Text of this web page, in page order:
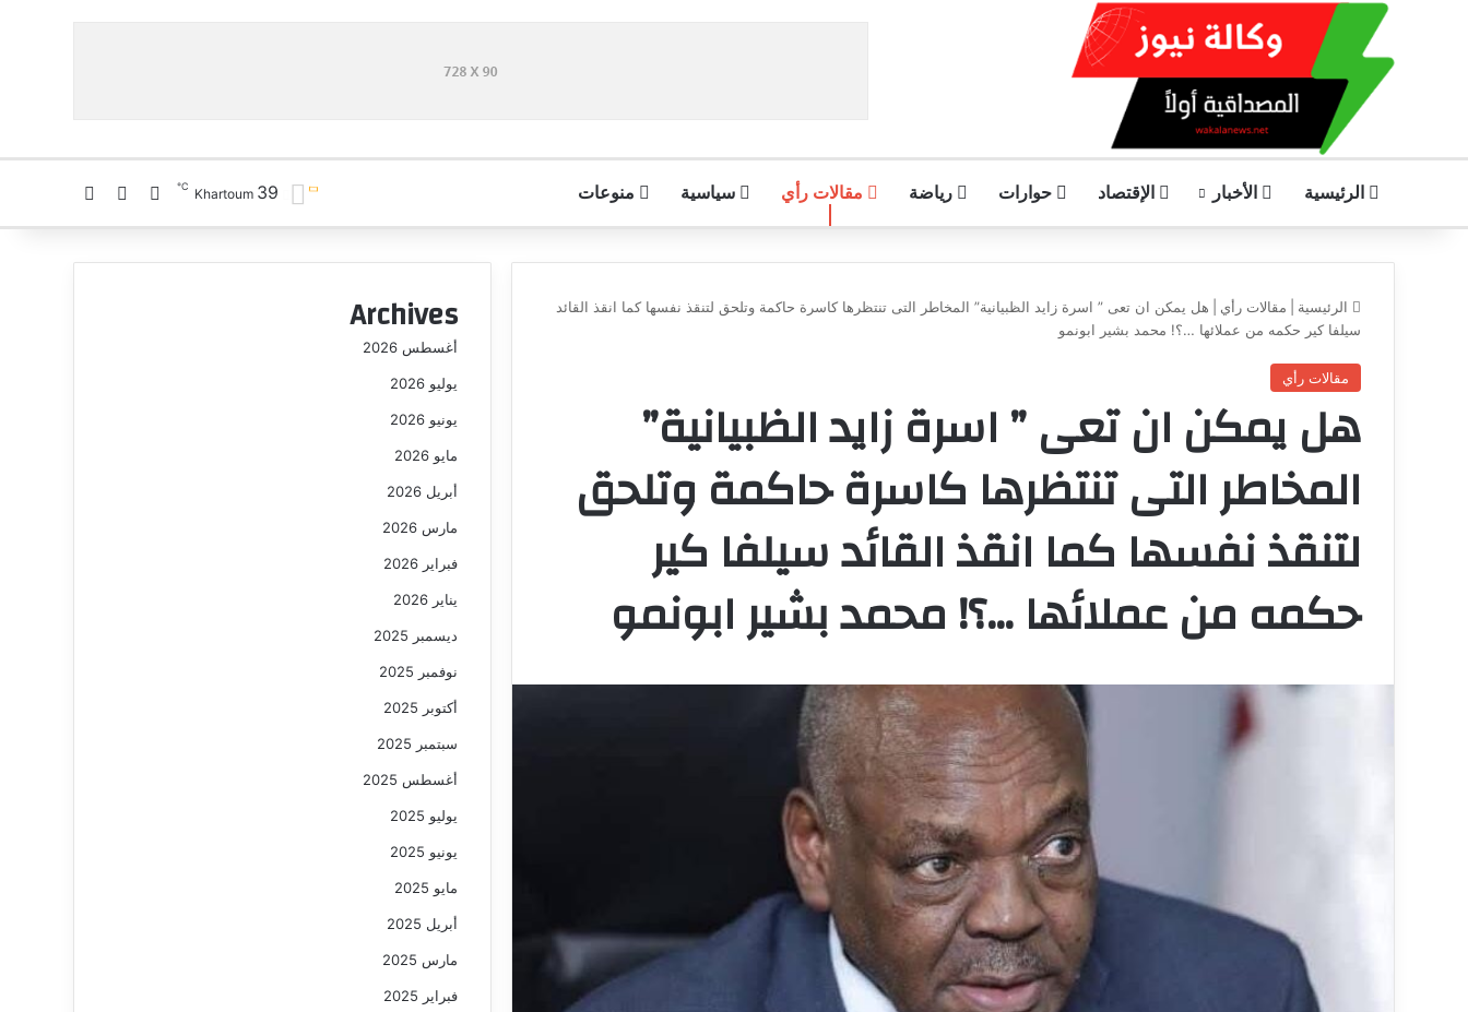
الرئيسية الأخبار الإقتصاد حوارات رياضة مقالات رأي سياسية منوعات Khartoum 39
℃ تسجيل الدخول
الوضع المظلم
الرئيسية مقالات رأي
هل يمكن ان تعى ” اسرة زايد الظبيانية” المخاطر التى تنتظرها كاسرة حاكمة وتلحق لتنقذ نفسها كما انقذ القائد
سيلفا كير حكمه من عملائها …؟! محمد بشير ابونمو
مقالات رأي
هل يمكن ان تعى ” اسرة زايد الظبيانية”
المخاطر التى تنتظرها كاسرة حاكمة وتلحق
لتنقذ نفسها كما انقذ القائد سيلفا كير
حكمه من عملائها …؟! محمد بشير ابونمو
Archives
أغسطس 2026
يوليو 2026
يونيو 2026
مايو 2026
أبريل 2026
مارس 2026
فبراير 2026
يناير 2026
ديسمبر 2025
نوفمبر 2025
أكتوبر 2025
سبتمبر 2025
أغسطس 2025
يوليو 2025
يونيو 2025
مايو 2025
أبريل 2025
مارس 2025
فبراير 2025